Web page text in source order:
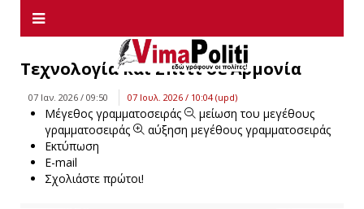
Τεχνολογία και Σπίτι σε Αρμονία
07 Ιαν. 2026 / 09:50 07 Ιουλ. 2026 / 10:04 (upd)
Μέγεθος γραμματοσειράς
μείωση του μεγέθους
γραμματοσειράς
αύξηση μεγέθους γραμματοσειράς
Εκτύπωση
E-mail
Σχολιάστε πρώτοι!